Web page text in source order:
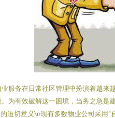
服务在日常社区管理中扮演着越
为有效破解这一困境，当务之急
迫切意义\n现有多数物业公司采用